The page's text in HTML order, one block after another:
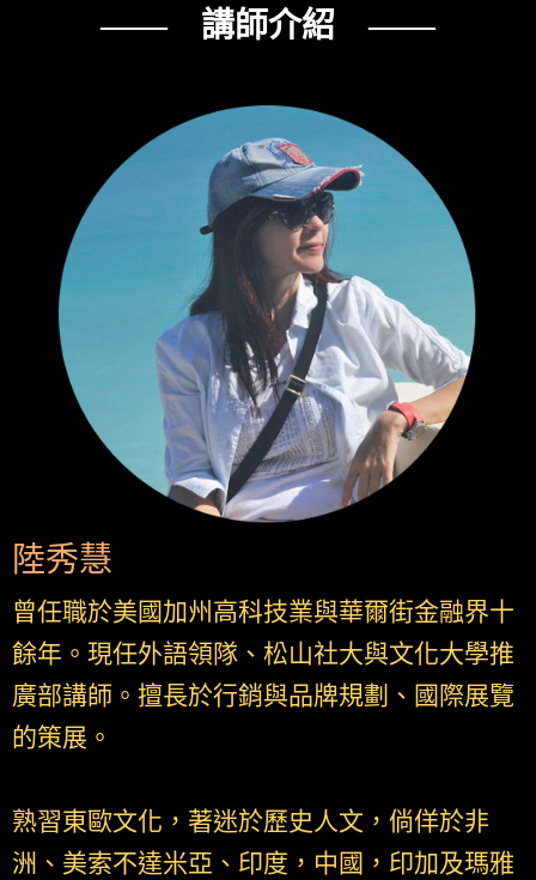
—— 講師介紹 ——
陸秀慧
曾任職於美國加州高科技業與華爾街金融界十
餘年。現任外語領隊、松山社大與文化大學推
廣部講師。擅長於行銷與品牌規劃、國際展覽
的策展。
熟習東歐文化，著迷於歷史人文，倘佯於非
洲、美索不達米亞、印度，中國，印加及瑪雅